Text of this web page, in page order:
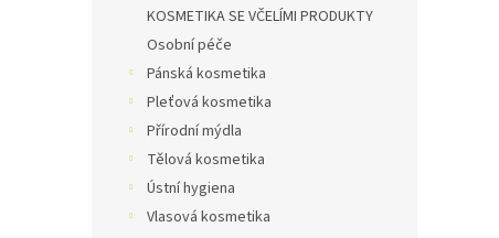
KOSMETIKA SE VČELÍMI PRODUKTY
Osobní péče
Pánská kosmetika
Pleťová kosmetika
Přírodní mýdla
Tělová kosmetika
Ústní hygiena
Vlasová kosmetika